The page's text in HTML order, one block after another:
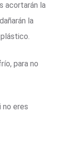
acortarán la
la
para no
eres